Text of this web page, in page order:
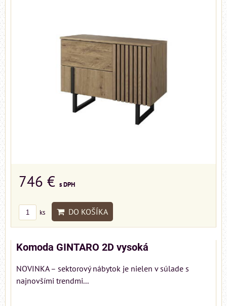
746 € s DPH
ks DO KOŠÍKA
Komoda GINTARO 2D vysoká
NOVINKA – sektorový nábytok je nielen v súlade s
najnovšími trendmi...